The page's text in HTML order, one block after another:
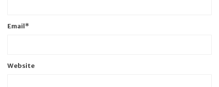
Email*
Website